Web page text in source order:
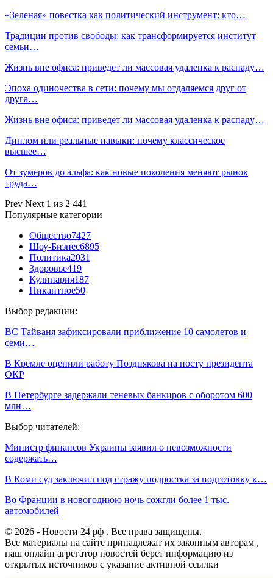
«Зеленая» повестка как политический инструмент: кто…
Традиции против свободы: как трансформируется институт
семьи…
Жизнь вне офиса: приведет ли массовая удаленка к распаду…
Эпоха одиночества в сети: почему мы отдаляемся друг от
друга…
Жизнь вне офиса: приведет ли массовая удаленка к распаду…
Диплом или реальные навыки: почему классическое
высшее…
От зумеров до альфа: как новые поколения меняют рынок
труда…
Prev Next 1 из 2 441
Популярные категории
Общество7427
Шоу-Бизнес6895
Политика2031
Здоровье419
Кулинария187
Пикантное50
Выбор редакции:
ВС Тайваня зафиксировали приближение 10 самолетов и
семи…
В Кремле оценили работу Позднякова на посту президента
ОКР
В Петербурге задержали теневых банкиров с оборотом 600
млн…
Выбор читателей:
Министр финансов Украины заявил о невозможности
содержать…
В Коми суд заключил под стражу подростка за подготовку к…
Во Франции в новогоднюю ночь сожгли более 1 тыс.
автомобилей
© 2026 - Новости 24 рф . Все права защищены.
Все материалы на сайте принадлежат их законным авторам ,
наш онлайн агрегатор новостей берет информацию из
открытых источников с указание активной ссылки